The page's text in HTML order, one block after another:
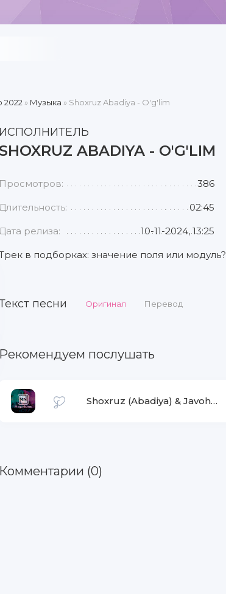
2022 » Музыка » Shoxruz Abadiya - O'g'lim
ИСПОЛНИТЕЛЬ
ABADIYA - O'G'LIM
Просмотров: 386
Длительность: 02:45
Дата релиза: 10-11-2024, 13:25
в подборках: значение поля или модуль?
песни Оригинал Перевод
Рекомендуем послушать
Shoxruz (Abadiya) & Javohir
Комментарии (0)